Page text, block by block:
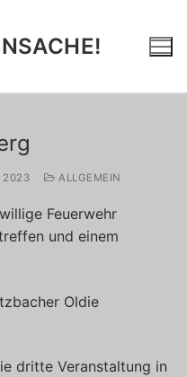
2023 ALLGEMEIN
Feuerwehr
und einem
Oldie
dritte Veranstaltung in